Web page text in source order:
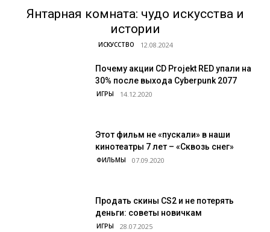
Янтарная комната: чудо искусства и
истории
ИСКУССТВО
Почему акции CD Projekt RED упали на
30% после выхода Cyberpunk 2077
ИГРЫ
Этот фильм не «пускали» в наши
кинотеатры 7 лет – «Сквозь снег»
ФИЛЬМЫ
Продать скины CS2 и не потерять
деньги: советы новичкам
ИГРЫ